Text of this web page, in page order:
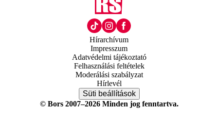
Hírarchívum
Impresszum
Adatvédelmi tájékoztató
Felhasználási feltételek
Moderálási szabályzat
Hírlevél
Süti beállítások
© Bors 2007–2026 Minden jog fenntartva.